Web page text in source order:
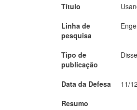
Título
Linha de
pesquisa
Tipo de
publicação
Data da Defesa
11/
Resumo